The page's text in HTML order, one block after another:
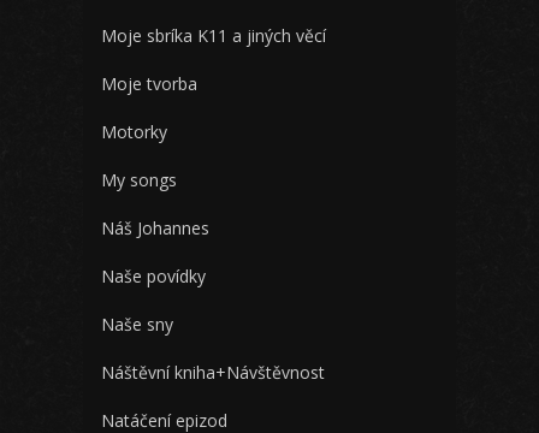
Moje sbríka K11 a jiných věcí
Moje tvorba
Motorky
My songs
Náš Johannes
Naše povídky
Naše sny
Náštěvní kniha+Návštěvnost
Natáčení epizod